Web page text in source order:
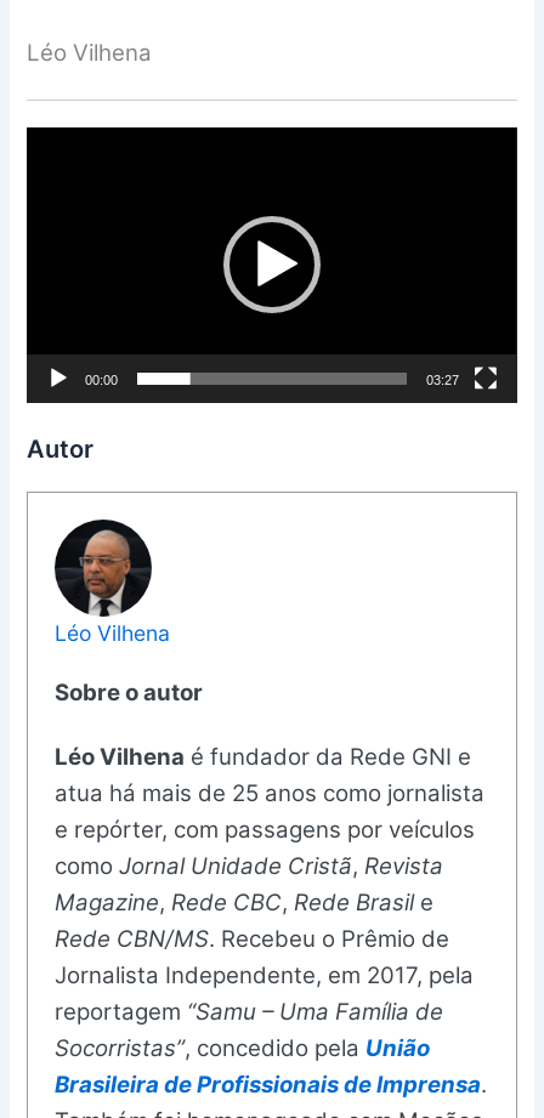
Léo Vilhena
00:00 03:27
Autor
Léo Vilhena
Sobre o autor
Léo Vilhena é fundador da Rede GNI e
atua há mais de 25 anos como jornalista
e repórter, com passagens por veículos
comoJornal Unidade Cristã,Revista
Magazine,Rede CBC,Rede Brasile
Rede CBN/MS. Recebeu o Prêmio de
Jornalista Independente, em 2017, pela
reportagem “Samu – Uma Família de
Socorristas”, concedido pela União
Brasileira de Profissionais de Imprensa.